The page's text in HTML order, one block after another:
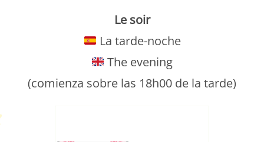
Le soir
La tarde-noche
The evening
(comienza sobre las 18h00 de la tarde)